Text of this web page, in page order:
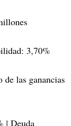
3,70%
las ganancias
| Deuda